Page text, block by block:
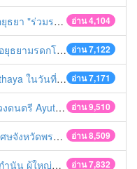
อ่าน 4,104
เทศกาลสงกรานต์ ปี 2561
อ่าน 7,122
ยามรดกโลก
อ่าน 7,171
15 ธันวาคม 2560
อ่าน 9,510
of the bands
อ่าน 8,509
ศรีอยุธยา 2560
อ่าน 7,832
ใหญ่บ้าน ฯลฯ